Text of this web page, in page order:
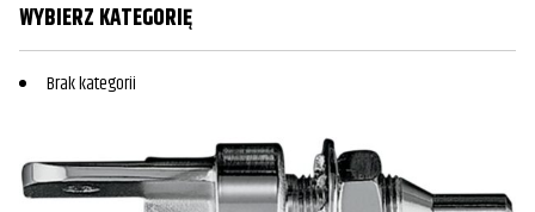
WYBIERZ KATEGORIĘ
Brak kategorii